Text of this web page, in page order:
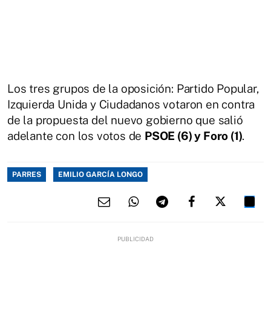
Los tres grupos de la oposición: Partido Popular,
Izquierda Unida y Ciudadanos votaron en contra
de la propuesta del nuevo gobierno que salió
adelante con los votos de PSOE (6) y Foro (1).
PARRES EMILIO GARCÍA LONGO